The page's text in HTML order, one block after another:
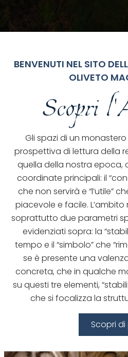
BENVENUTI NEL SITO
OLIVETO
Scopri
Gli spazi di un
prospettiva di lettura della
quella della nostra epoca,
coordinate principali: il
che non servirà e “l’utile”
piacevole e facile.
soprattutto due parametri
evidenziati sopra: la
tempo e il “simbolo” che
se è presente una
concreta, che in qualche
su questi tre elementi,
che si focalizza la
Scopri di